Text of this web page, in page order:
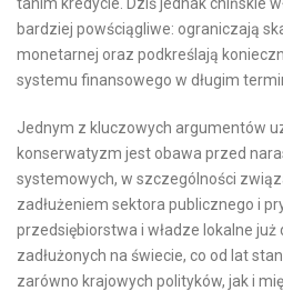
bardziej powściągliwe: ograniczają
monetarnej oraz podkreślają
systemu finansowego w długim
Jednym z kluczowych argumentów
konserwatyzm jest obawa przed
systemowych, w szczególności
zadłużeniem sektora publicznego i
przedsiębiorstwa i władze lokalne
zadłużonych na świecie, co od lat
zarówno krajowych polityków, jak i